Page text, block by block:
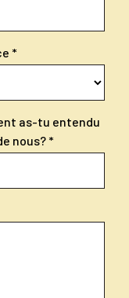
as-tu entendu
nous?